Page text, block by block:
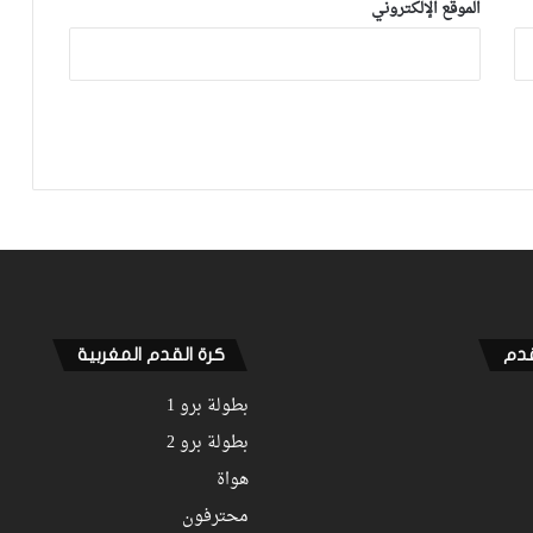
فيديو.. الرجاء يحقق فوزه الثاني على
الموقع الإلكتروني
كرة القدم المغربية
بطولة برو 1
بطولة برو 2
هواة
محترفون